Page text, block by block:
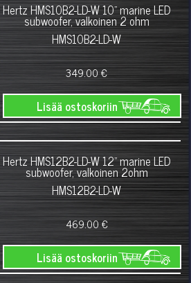
Hertz HMS10B2-LD-W 10" marine LED
subwoofer, valkoinen 2 ohm
HMS10B2-LD-W
349.00 €
Lisää ostoskoriin
Hertz HMS12B2-LD-W 12" marine LED
subwoofer, valkoinen 2ohm
HMS12B2-LD-W
469.00 €
Lisää ostoskoriin